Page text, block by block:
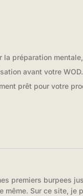
préparation
avant votre
prêt pour votre
premiers burpees
Sur ce site, je